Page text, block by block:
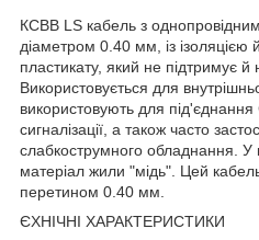
КСВВ LS кабель з
діаметром 0.40 мм, із
пластикату, який не підтримує й
Використовується для
використовують для
сигналізації, а також часто
слабкострумного обладнання. У
матеріал жили "мідь". Цей
перетином 0.40 мм.
ЄХНІЧНІ ХАРАКТЕРИСТИКИ